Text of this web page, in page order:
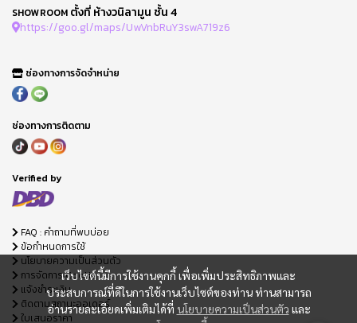
เว็บไซต์นี้มีการใช้งานคุกกี้ เพื่อเพิ่มประสิทธิภาพและ
ประสบการณ์ที่ดีในการใช้งานเว็บไซต์ของท่าน ท่านสามารถ
อ่านรายละเอียดเพิ่มเติมได้ที่ นโยบายความเป็นส่วนตัว และ
SHOWROOM ตั้งที่ ห้างวนิลามูน ชั้น 4
https://goo.gl/maps/UwVnbRuY3swA719z6
ช่องทางการจัดจำหน่าย
ช่องทางการติดตาม
Verified by
FAQ : คำถามที่พบบ่อย
ข้อกำหนดการใช้
นโยบายความเป็นส่วนตัว
การจัดการ Cookie
แจ้งชำระเงิน
ติดตามสถานะออเดอร์
ใบเสนอราคา